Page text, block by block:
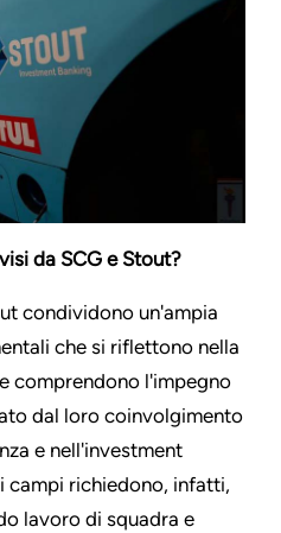
da SCG e Stout?
condividono un'ampia
che si riflettono nella
comprendono l'impegno
dal loro coinvolgimento
e nell'investment
campi richiedono, infatti,
lavoro di squadra e